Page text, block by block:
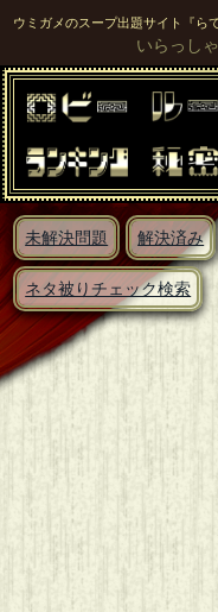
ウミガメのスープ出題サイト『ら
いらっし
未解決問題 解決済み
ネタ被りチェック検索